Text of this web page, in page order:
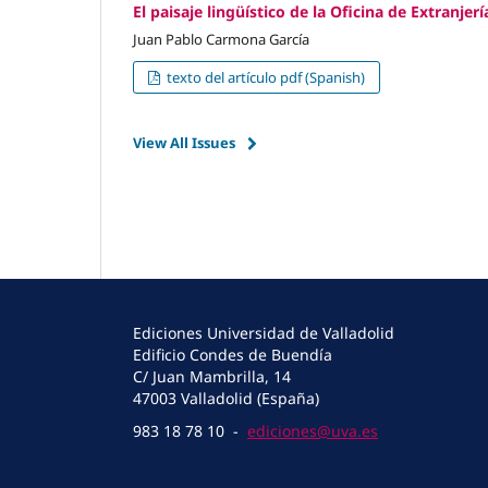
El paisaje lingüístico de la Oficina de
Juan Pablo Carmona García
texto del artículo pdf (Spanish)
View All Issues
Ediciones Universidad de Valladolid
Edificio Condes de Buendía
C/ Juan Mambrilla, 14
47003 Valladolid (España)
983 18 78 10 - ediciones@uva.es